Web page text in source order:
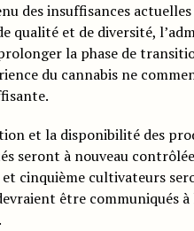
des insuffisances
qualité et de diversité,
la phase de
du cannabis ne
et la disponibilité des
seront à nouveau
cinquième cultivateurs
être communiqués à